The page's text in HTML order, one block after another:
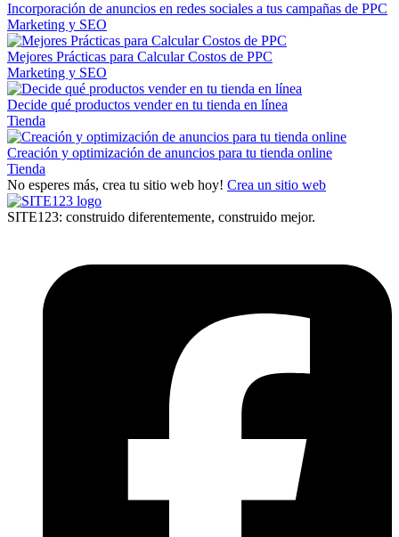
Incorporación de anuncios en redes sociales a tus campañas de PPC
Marketing y SEO
Mejores Prácticas para Calcular Costos de PPC
Marketing y SEO
Decide qué productos vender en tu tienda en línea
Tienda
Creación y optimización de anuncios para tu tienda online
Tienda
No esperes más, crea tu sitio web hoy! Crea un sitio web
SITE123: construido diferentemente, construido mejor.